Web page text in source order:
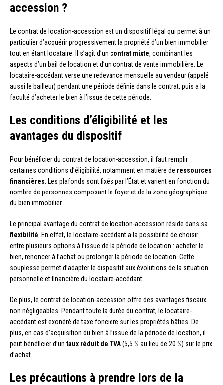
accession ?
Le contrat de location-accession est un dispositif légal qui permet à un
particulier d’acquérir progressivement la propriété d’un bien immobilier
tout en étant locataire. Il s’agit d’un contrat mixte, combinant les
aspects d’un bail de location et d’un contrat de vente immobilière. Le
locataire-accédant verse une redevance mensuelle au vendeur (appelé
aussi le bailleur) pendant une période définie dans le contrat, puis a la
faculté d’acheter le bien à l’issue de cette période.
Les conditions d’éligibilité et les
avantages du dispositif
Pour bénéficier du contrat de location-accession, il faut remplir
certaines conditions d’éligibilité, notamment en matière de ressources
financières . Les plafonds sont fixés par l’État et varient en fonction du
nombre de personnes composant le foyer et de la zone géographique
du bien immobilier.
Le principal avantage du contrat de location-accession réside dans sa
flexibilité . En effet, le locataire-accédant a la possibilité de choisir
entre plusieurs options à l’issue de la période de location : acheter le
bien, renoncer à l’achat ou prolonger la période de location. Cette
souplesse permet d’adapter le dispositif aux évolutions de la situation
personnelle et financière du locataire-accédant.
De plus, le contrat de location-accession offre des avantages fiscaux
non négligeables. Pendant toute la durée du contrat, le locataire-
accédant est exonéré de taxe foncière sur les propriétés bâties. De
plus, en cas d’acquisition du bien à l’issue de la période de location, il
peut bénéficier d’un taux réduit de TVA(5,5 % au lieu de 20 %) sur le prix
d’achat.
Les précautions à prendre lors de la